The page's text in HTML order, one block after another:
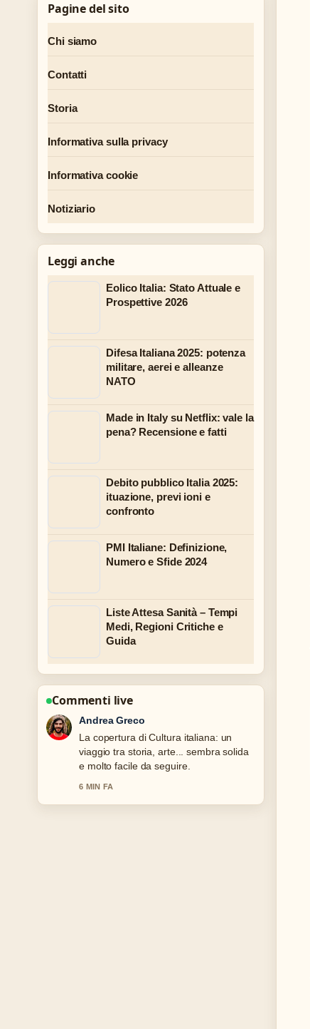
Pagine del sito
Chi siamo
Contatti
Storia
Informativa sulla privacy
Informativa cookie
Notiziario
Leggi anche
Eolico Italia: Stato Attuale e
Prospettive 2026
Difesa Italiana 2025: potenza
militare, aerei e alleanze
NATO
Made in Italy su Netflix: vale la
pena? Recensione e fatti
Debito pubblico Italia 2025:
ituazione, previ ioni e
confronto
PMI Italiane: Definizione,
Numero e Sfide 2024
Liste Attesa Sanità – Tempi
Medi, Regioni Critiche e
Guida
Commenti live
Sara Moretti
Ottimo lavoro di verifica intorno a
Politica Italiana: Guida a Sistema,
Governo e.... Piu testate dovrebbero